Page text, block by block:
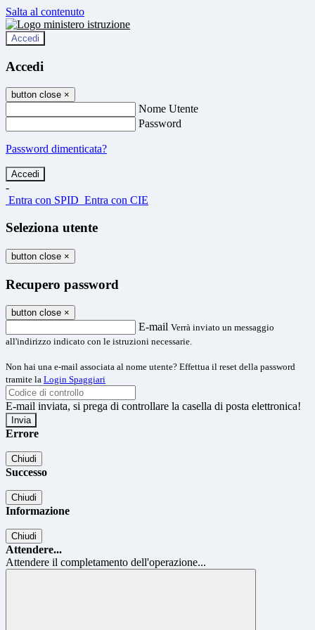
Salta al contenuto
Accedi
Accedi
button close ×
Nome Utente
Password
Password dimenticata?
-
Entra con SPID Entra con CIE
Seleziona utente
button close ×
Recupero password
button close ×
E-mail Verrà inviato un messaggio
all'indirizzo indicato con le istruzioni necessarie.
Non hai una e-mail associata al nome utente? Effettua il reset della password
tramite la Login Spaggiari
E-mail inviata, si prega di controllare la casella di posta elettronica!
Errore
Chiudi
Successo
Chiudi
Informazione
Chiudi
Attendere...
Attendere il completamento dell'operazione...